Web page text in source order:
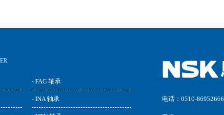
- FAG 轴承
- INA 轴承 电话：0510-86952666